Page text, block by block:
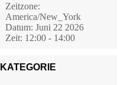
Zeitzone:
America/New_York
Datum: Juni 22 2026
Zeit: 12:00 - 14:00
KATEGORIE